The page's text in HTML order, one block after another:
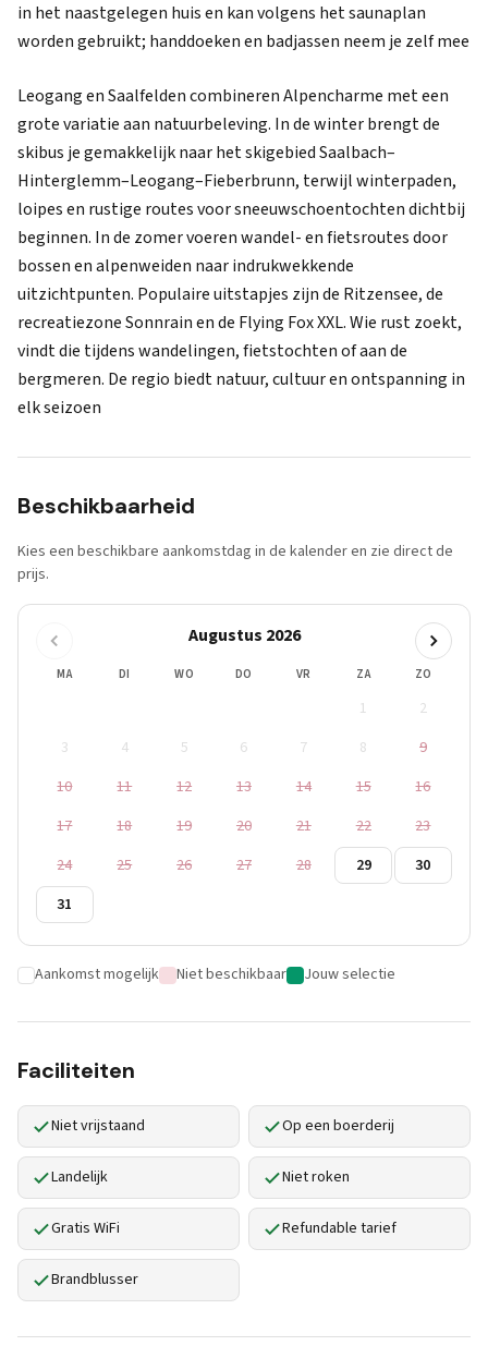
in het naastgelegen huis en kan volgens het saunaplan
worden gebruikt; handdoeken en badjassen neem je zelf mee
Leogang en Saalfelden combineren Alpencharme met een
grote variatie aan natuurbeleving. In de winter brengt de
skibus je gemakkelijk naar het skigebied Saalbach–
Hinterglemm–Leogang–Fieberbrunn, terwijl winterpaden,
loipes en rustige routes voor sneeuwschoentochten dichtbij
beginnen. In de zomer voeren wandel- en fietsroutes door
bossen en alpenweiden naar indrukwekkende
uitzichtpunten. Populaire uitstapjes zijn de Ritzensee, de
recreatiezone Sonnrain en de Flying Fox XXL. Wie rust zoekt,
vindt die tijdens wandelingen, fietstochten of aan de
bergmeren. De regio biedt natuur, cultuur en ontspanning in
elk seizoen
Beschikbaarheid
Kies een beschikbare aankomstdag in de kalender en zie direct de
prijs.
Augustus 2026
MA DI WO DO VR ZA ZO
1
2
3
4 5 6 7 8
9
10
11 12 13 14 15
16
17
18 19 20 21 22
23
24
25 26 27 28 29
30
31
Aankomst mogelijk Niet beschikbaar Jouw selectie
Faciliteiten
Niet vrijstaand Op een boerderij
Landelijk Niet roken
Gratis WiFi Refundable tarief
Brandblusser